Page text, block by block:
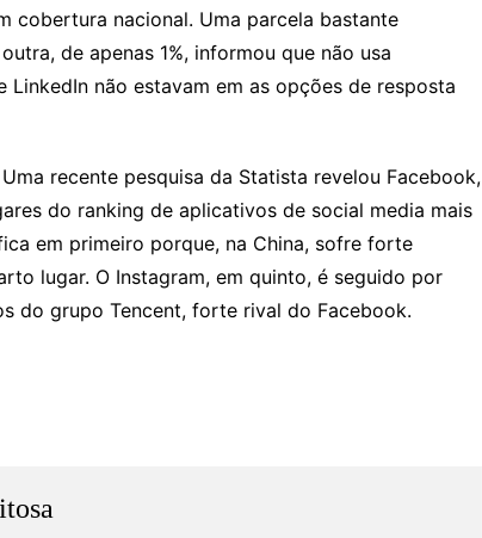
cobertura nacional. Uma parcela bastante
de apenas 1%, informou que não usa
não estavam em as opções de resposta
recente pesquisa da Statista revelou Facebook,
do ranking de aplicativos de social media mais
em primeiro porque, na China, sofre forte
lugar. O Instagram, em quinto, é seguido por
do grupo Tencent, forte rival do Facebook.